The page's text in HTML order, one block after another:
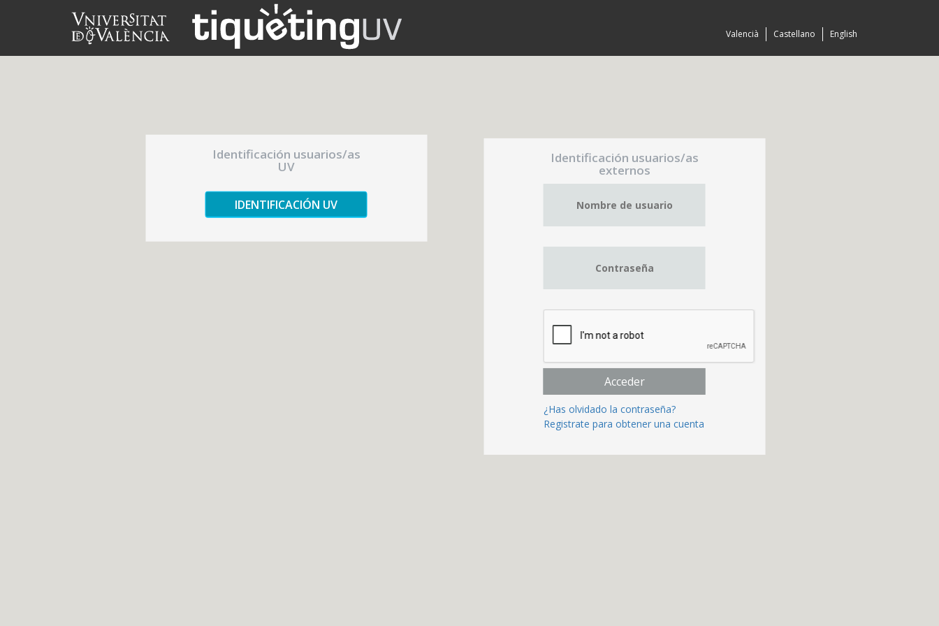
English
Castellano
Valencià
Identificación usuarios/as
UV
IDENTIFICACIÓN UV
Identificación usuarios/as
externos
Acceder
¿Has olvidado la contraseña?
Registrate para obtener una cuenta